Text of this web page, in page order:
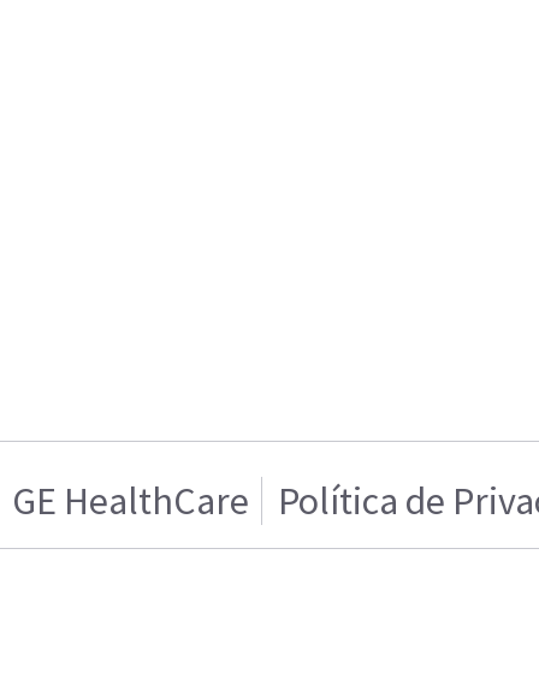
GE HealthCare Política de